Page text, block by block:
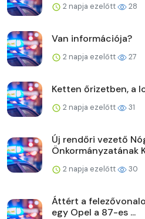
2 napja ezelőtt 28
Van információja?
2 napja ezelőtt 27
Ketten őrizetben, a
2 napja ezelőtt 31
Új rendőri vezető
Önkormányzatának
2 napja ezelőtt 30
Áttért a
egy Opel a 87-es ...